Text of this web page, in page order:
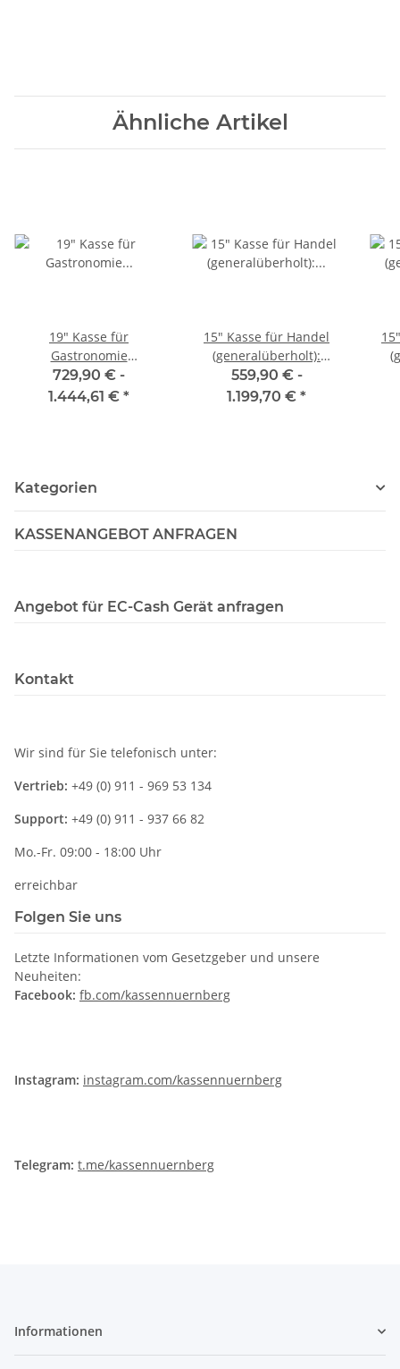
Ähnliche Artikel
19" Kasse für
Gastronomie
(generalüberholt):
Kassen-Terminal,
729,90 € -
1.444,61 € *
15" Kasse für Handel
(generalüberholt):
Kassen-Terminal,
Bondrucker
559,90 € -
1.199,70 € *
Kategorien
KASSENANGEBOT ANFRAGEN
Angebot für EC-Cash Gerät anfragen
Kontakt
Wir sind für Sie telefonisch unter:
Vertrieb: +49 (0) 911 - 969 53 134
Support: +49 (0) 911 - 937 66 82
Mo.-Fr. 09:00 - 18:00 Uhr
erreichbar
Folgen Sie uns
Letzte Informationen vom Gesetzgeber und unsere
Neuheiten:
Facebook: fb.com/kassennuernberg
Instagram: instagram.com/kassennuernberg
Telegram: t.me/kassennuernberg
Informationen